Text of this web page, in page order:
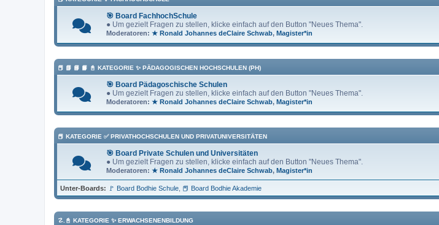
🎯 Board FachhochSchule
● Um gezielt Fragen zu stellen, klicke einfach auf den Button "Neues Thema".
Moderatoren: ★ Ronald Johannes deClaire Schwab, Magister*in
📕 📗 📘 📙 📓 KATEGORIE ✨ PÄDAGOGISCHEN HOCHSCHULEN (PH)
🎯 Board Pädagoschische Schulen
● Um gezielt Fragen zu stellen, klicke einfach auf den Button "Neues Thema".
Moderatoren: ★ Ronald Johannes deClaire Schwab, Magister*in
📕 KATEGORIE ✅ PRIVATHOCHSCHULEN UND PRIVATUNIVERSITÄTEN
🎯 Board Private Schulen und Universitäten
● Um gezielt Fragen zu stellen, klicke einfach auf den Button "Neues Thema".
Moderatoren: ★ Ronald Johannes deClaire Schwab, Magister*in
Unter-Boards
🚩 Board Bodhie Schule 📕 Board Bodhie Akademie
☡.📓 KATEGORIE ✨ ERWACHSENENBILDUNG